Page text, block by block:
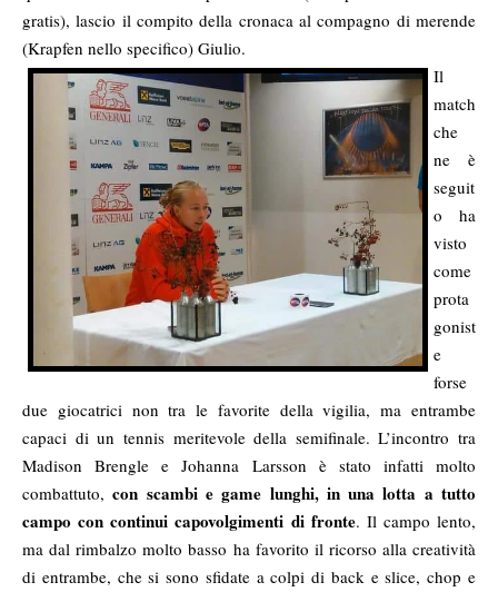
gratis), lascio il compito della cronaca al compagno di merende
(Krapfen nello specifico) Giulio.
Il
match
che
ne è
seguit
o ha
visto
come
prota
gonist
e
forse
due giocatrici non tra le favorite della vigilia, ma entrambe
capaci di un tennis meritevole della semifinale. L’incontro tra
Madison Brengle e Johanna Larsson è stato infatti molto
combattuto,con scambi e game lunghi, in una lotta a tutto
campo con continui capovolgimenti di fronte. Il campo lento,
ma dal rimbalzo molto basso ha favorito il ricorso alla creatività
di entrambe, che si sono sfidate a colpi di back e slice, chop e